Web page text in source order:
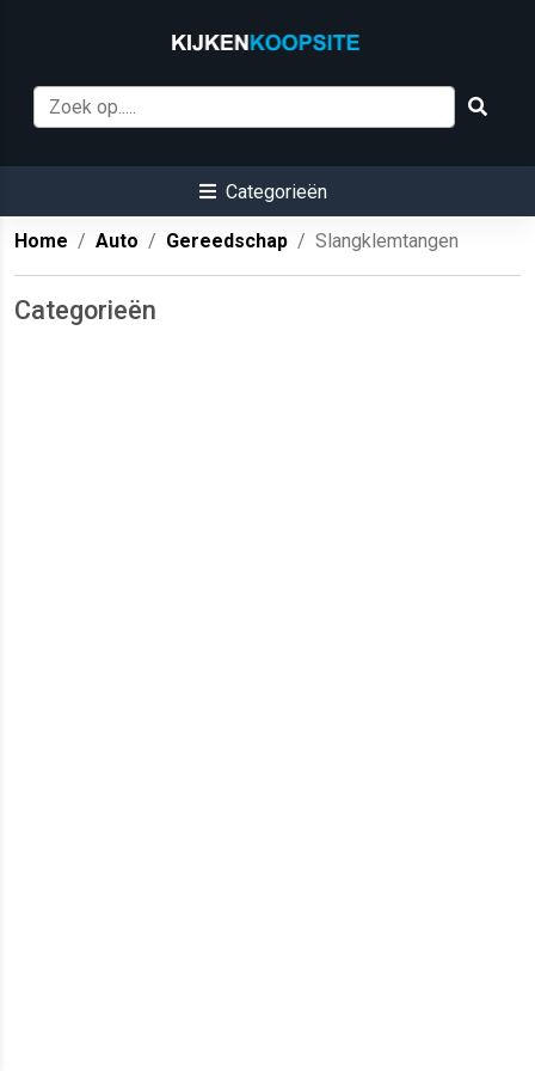
Categorieën
Home Auto Gereedschap Slangklemtangen
Categorieën